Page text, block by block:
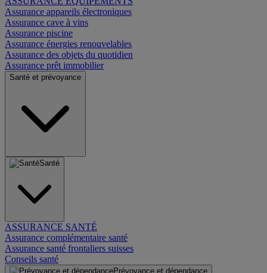
Assurance appareils électroniques
Assurance cave à vins
Assurance piscine
Assurance énergies renouvelables
Assurance des objets du quotidien
Assurance prêt immobilier
Santé et prévoyance
Santé
ASSURANCE SANTÉ
Assurance complémentaire santé
Assurance santé frontaliers suisses
Conseils santé
Prévoyance et dépendance